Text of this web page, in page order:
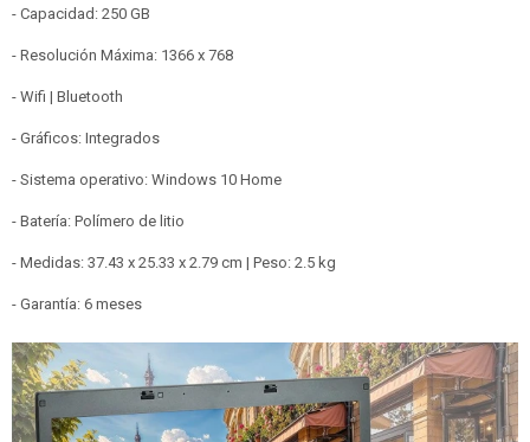
- Capacidad: 250 GB
- Resolución Máxima: 1366 x 768
- Wifi | Bluetooth
- Gráficos: Integrados
- Sistema operativo: Windows 10 Home
- Batería: Polímero de litio
- Medidas: 37.43 x 25.33 x 2.79 cm | Peso: 2.5 kg
- Garantía: 6 meses